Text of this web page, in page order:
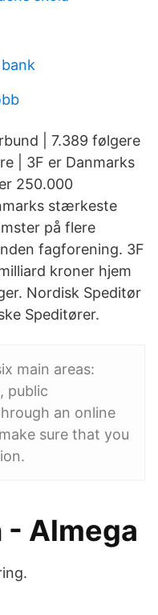
| 7.389 følgere
| 3F er Danmarks
250.000
stærkeste
på flere
fagforening. 3F
kroner hjem
Nordisk Speditør
Speditører.
main areas:
public
an online
sure that you
- Almega